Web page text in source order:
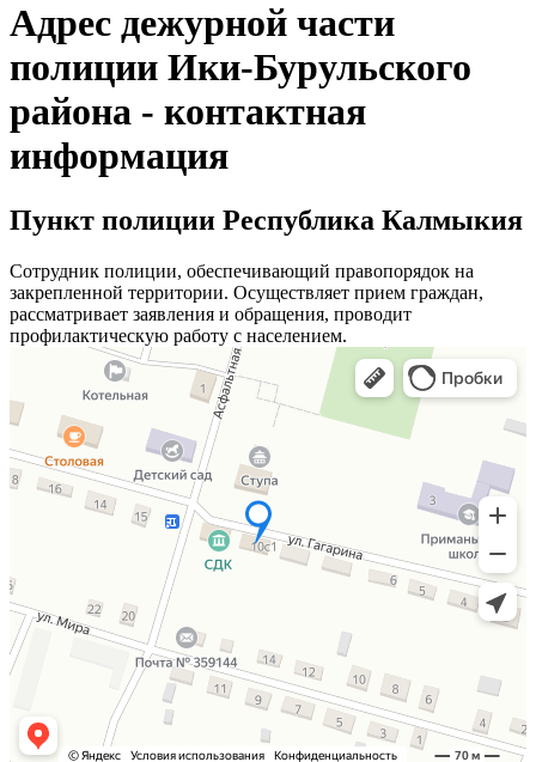
Адрес дежурной части
полиции Ики-Бурульского
района - контактная
информация
Пункт полиции Республика Калмыкия
Сотрудник полиции, обеспечивающий правопорядок на
закрепленной территории. Осуществляет прием граждан,
рассматривает заявления и обращения, проводит
профилактическую работу с населением.